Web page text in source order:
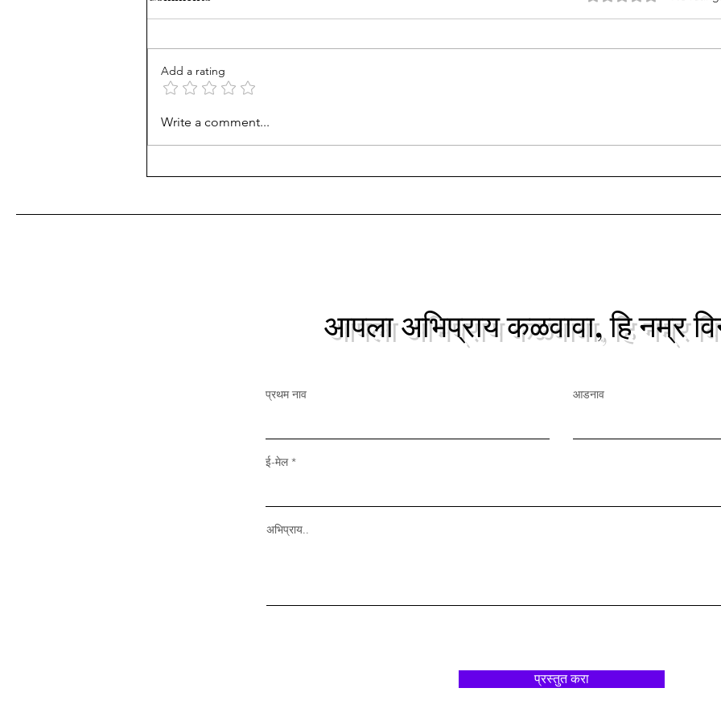
समाजामधील "सामाजिक उत्क्रांती व
परिवर्तन" इ.स.१९३० च्या सुमारास...
सर्वांच्या माहितीसाठी लाड सका(शाखीय)
Add a rating
Write a comment...
आपला अभिप्राय कळवावा, हि नम्र
प्रथम नाव आडनाव
ई-मेल
अभिप्राय..
प्रस्तुत करा